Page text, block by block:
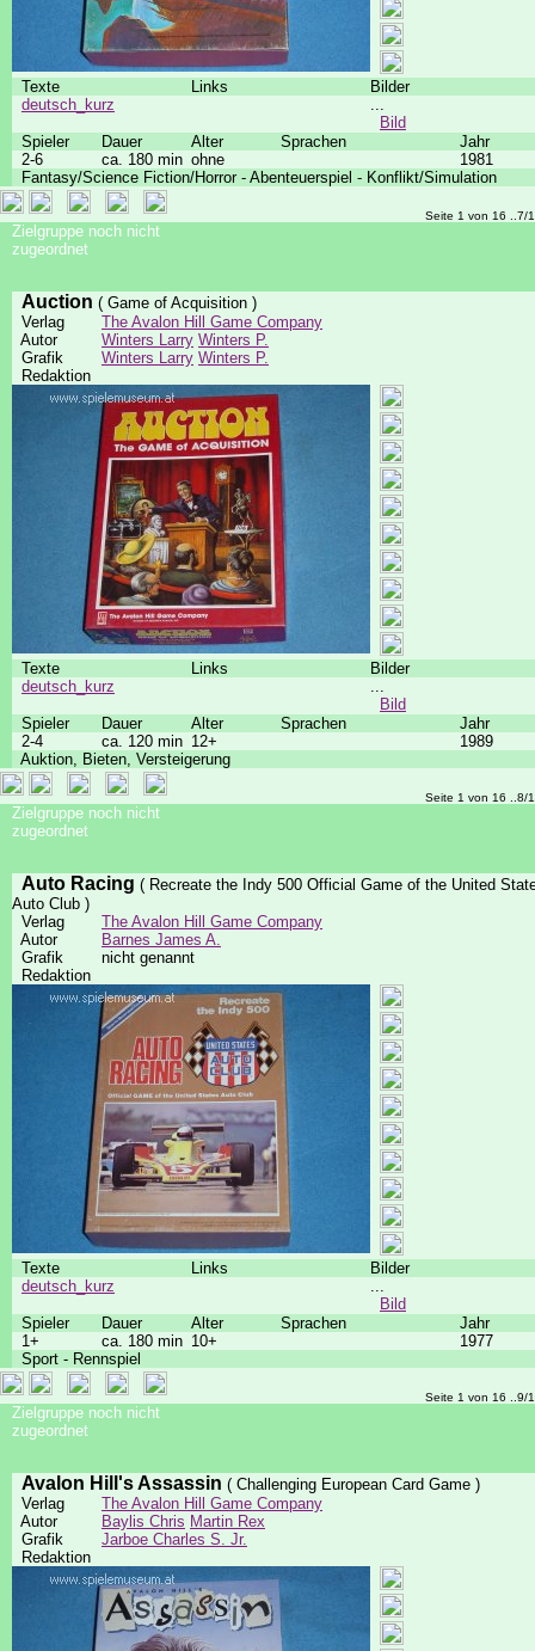
Texte Links
Bilder
deutsch_kurz
...
Bild
Spieler
Dauer Alter Sprachen
Jahr
2-6
ca. 180 min ohne
1981
Fantasy/Science Fiction/Horror - Abenteuerspiel - Konflikt/Simulation
Seite 1 von 16 ..7/
Zielgruppe noch nicht
zugeordnet
Auction ( Game of Acquisition )
Verlag
The Avalon Hill Game Company
Autor
Winters Larry Winters P.
Grafik
Winters Larry Winters P.
Redaktion
Texte Links
Bilder
deutsch_kurz
...
Bild
Spieler
Dauer Alter Sprachen
Jahr
2-4
ca. 120 min 12+
1989
Auktion, Bieten, Versteigerung
Seite 1 von 16 ..8/
Zielgruppe noch nicht
zugeordnet
Auto Racing ( Recreate the Indy 500 Official Game of the United
Auto Club )
Verlag
The Avalon Hill Game Company
Autor
Barnes James A.
Grafik
nicht genannt
Redaktion
Texte Links
Bilder
deutsch_kurz
...
Bild
Spieler
Dauer Alter Sprachen
Jahr
1+
ca. 180 min 10+
1977
Sport - Rennspiel
Seite 1 von 16 ..9/
Zielgruppe noch nicht
zugeordnet
Avalon Hill's Assassin ( Challenging European Card Game )
Verlag
The Avalon Hill Game Company
Autor
Baylis Chris Martin Rex
Grafik
Jarboe Charles S. Jr.
Redaktion